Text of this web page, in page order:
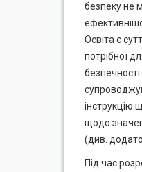
безпеку не
Освіта є
потрібної
інструкцію
щодо
(див.
Під час